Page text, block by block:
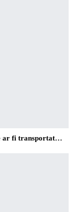
ar fi transportat…